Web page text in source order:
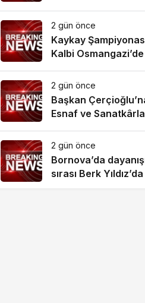
2 gün önce
Kaykay
Kalbi Osmangazi’de
2 gün önce
Başkan
Esnaf ve
2 gün önce
Bornova’da
sırası Berk Yıldız’da